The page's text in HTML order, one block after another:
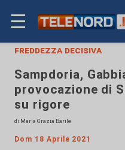
☰
freddezza decisiva
Sampdoria,
provocazione di
su rigore
di Maria Grazia Barile
Dom 18 Aprile 2021